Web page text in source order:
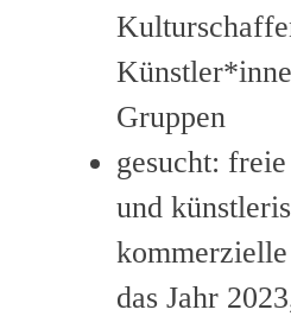
Gruppen
gesucht:
und
das Jahr